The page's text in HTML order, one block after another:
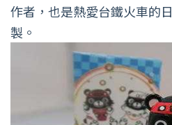
作者，也是熱愛台鐵火車的
製。